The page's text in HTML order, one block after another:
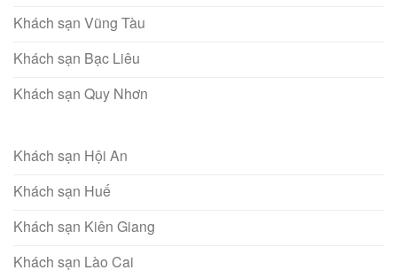
Khách sạn Vũng Tàu
Khách sạn Bạc Liêu
Khách sạn Quy Nhơn
Khách sạn Hội An
Khách sạn Huế
Khách sạn Kiên Giang
Khách sạn Lào Cai